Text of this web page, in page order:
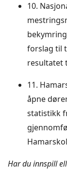
10.
forslag til
resultatet
11.
åpne
statistikk
Har du innspill